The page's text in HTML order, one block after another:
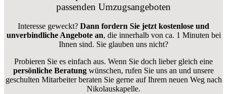
passenden Umzugsangeboten
Interesse geweckt? Dann fordern Sie jetzt kostenlose und
unverbindliche Angebote an, die innerhalb von ca. 1 Minuten bei
Ihnen sind. Sie glauben uns nicht?
Probieren Sie es einfach aus. Wenn Sie doch lieber gleich eine
persönliche Beratung wünschen, rufen Sie uns an und unsere
geschulten Mitarbeiter beraten Sie gerne auf Ihrem neuen Weg nach
Nikolauskapelle.